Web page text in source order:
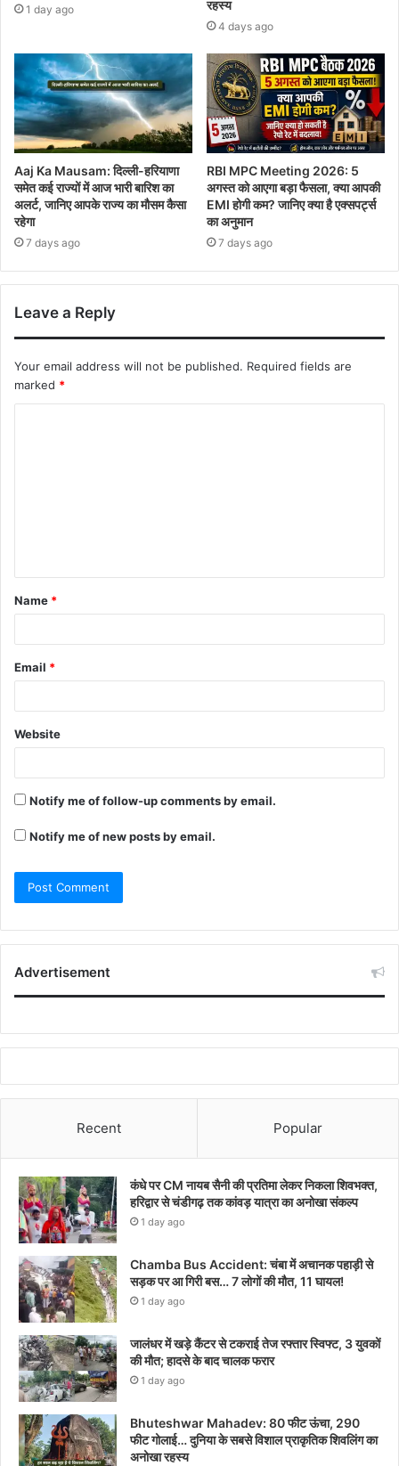
1 day ago रहस्य
4 days ago
Aaj Ka Mausam: दिल्ली-हरियाणा
समेत कई राज्यों में आज भारी बारिश का
अलर्ट, जानिए आपके राज्य का मौसम कैसा
रहेगा
7 days ago
RBI MPC Meeting 2026: 5
अगस्त को आएगा बड़ा फैसला, क्या आपकी
EMI होगी कम? जानिए क्या है एक्सपर्ट्स
का अनुमान
7 days ago
Leave a Reply
Your email address will not be published. Required fields are
marked *
Name *
Email *
Website
Notify me of follow-up comments by email.
Notify me of new posts by email.
Advertisement
Recent Popular
कंधे पर CM नायब सैनी की प्रतिमा लेकर निकला शिवभक्त,
हरिद्वार से चंडीगढ़ तक कांवड़ यात्रा का अनोखा संकल्प
1 day ago
Chamba Bus Accident: चंबा में अचानक पहाड़ी से
सड़क पर आ गिरी बस… 7 लोगों की मौत, 11 घायल!
1 day ago
जालंधर में खड़े कैंटर से टकराई तेज रफ्तार स्विफ्ट, 3 युवकों
की मौत; हादसे के बाद चालक फरार
1 day ago
Bhuteshwar Mahadev: 80 फीट ऊंचा, 290
फीट गोलाई… दुनिया के सबसे विशाल प्राकृतिक शिवलिंग का
अनोखा रहस्य